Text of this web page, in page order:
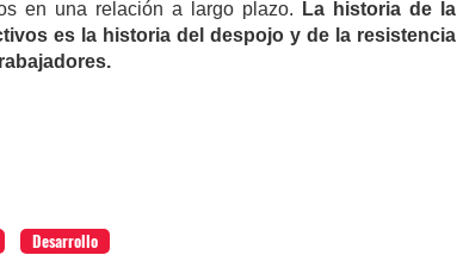
en una relación a largo plazo. La historia de la
es la historia del despojo y de la resistencia
Desarrollo